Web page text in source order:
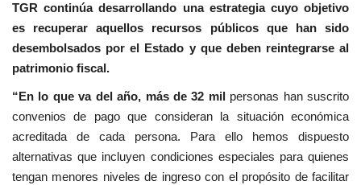
TGR continúa desarrollando una estrategia cuyo objetivo
es recuperar aquellos recursos públicos que han sido
desembolsados por el Estado y que deben reintegrarse al
patrimonio fiscal.
“En lo que va del año, más de 32 mil personas han suscrito
convenios de pago que consideran la situación económica
acreditada de cada persona. Para ello hemos dispuesto
alternativas que incluyen condiciones especiales para quienes
tengan menores niveles de ingreso con el propósito de facilitar